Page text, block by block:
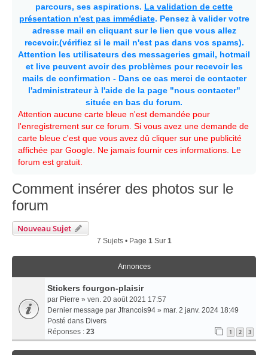
parcours, ses aspirations. La validation de cette
présentation n'est pas immédiate. Pensez à valider votre
adresse mail en cliquant sur le lien que vous allez
recevoir.(vérifiez si le mail n'est pas dans vos spams).
Attention les utilisateurs des messageries gmail, hotmail
et live peuvent avoir des problèmes pour recevoir les
mails de confirmation - Dans ce cas merci de contacter
l'administrateur à l'aide de la page "nous contacter"
située en bas du forum.
Attention aucune carte bleue n'est demandée pour
l'enregistrement sur ce forum. Si vous avez une demande de
carte bleue c'est que vous avez dû cliquer sur une publicité
affichée par Google. Ne jamais fournir ces informations. Le
forum est gratuit.
Comment insérer des photos sur le
forum
Nouveau Sujet
7 Sujets • Page 1Sur 1
Annonces
Stickers fourgon-plaisir
par Pierre » ven. 20 août 2021 17:57
Dernier message par Jfrancois94 » mar. 2 janv. 2024 18:49
Posté dans Divers
Réponses : 23 1 2 3